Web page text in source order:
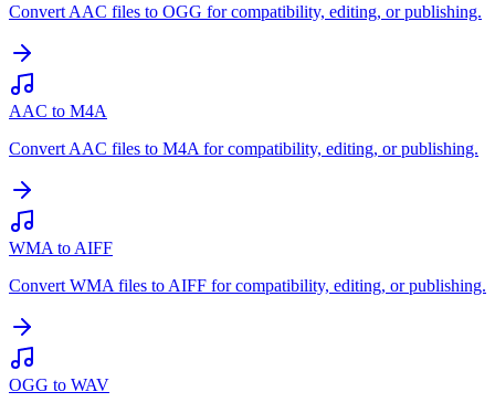
Convert AAC files to OGG for compatibility, editing, or publishing.
AAC to M4A
Convert AAC files to M4A for compatibility, editing, or publishing.
WMA to AIFF
Convert WMA files to AIFF for compatibility, editing, or publishing.
OGG to WAV